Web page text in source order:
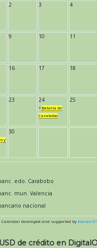
2 3 4
9 10 11
16 17 18
23 24
* Batalla de
Carabobo
25
y
30
edo. Carabobo
mun. Valencia
nacional
Calendar developed and supported by Kieran
de crédito en